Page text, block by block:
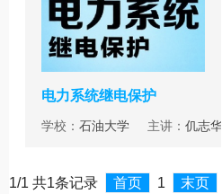
电力系统继电保护
学校： 石油大学 主讲： 仉志华
1/1 共1条记录 首页 1 末页